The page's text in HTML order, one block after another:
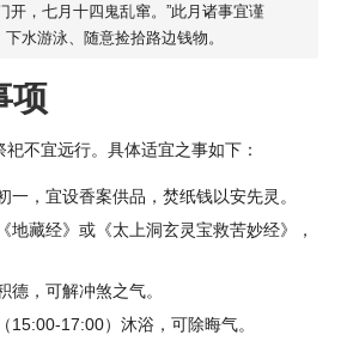
开，七月十四鬼乱窜。”此月诸事宜谨
水游泳、随意捡拾路边钱物。
项
不宜远行。具体适宜之事如下：
一，宜设香案供品，焚纸钱以安先灵。
地藏经》或《太上洞玄灵宝救苦妙经》，
德，可解冲煞之气。
15:00-17:00）沐浴，可除晦气。